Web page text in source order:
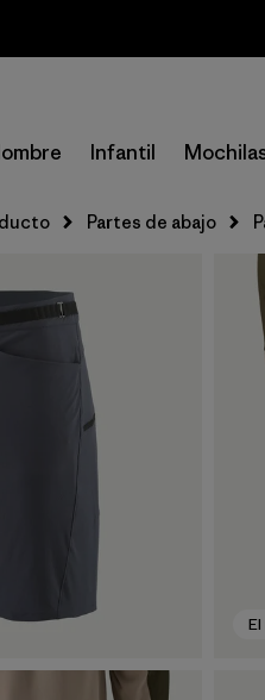
Infantil
Partes de abajo